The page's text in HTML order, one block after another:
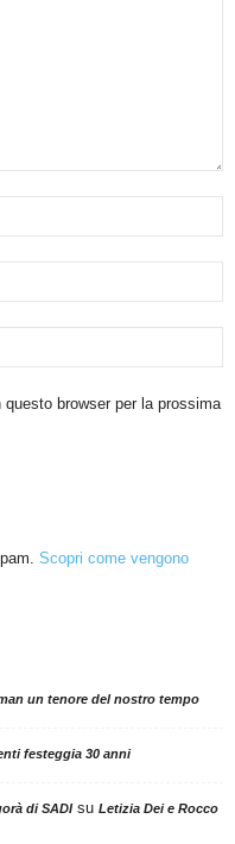
browser per la prossima
Scopri come vengono
un tenore del nostro tempo
festeggia 30 anni
di SADIsu Letizia Dei e Rocco